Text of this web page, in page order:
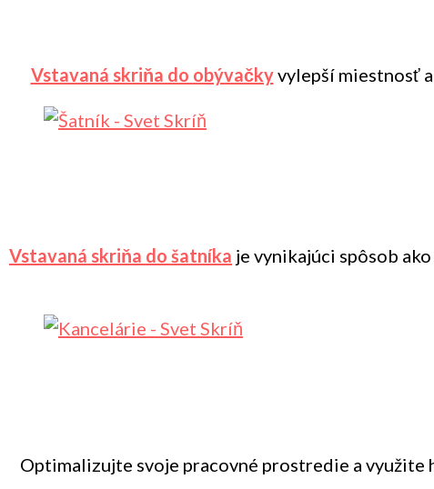
Vstavaná skriňa do obývačkyvylepší miestnosť
Vstavaná skriňa do šatníka je vynikajúci spôsob
Optimalizujte svoje pracovné prostredie a využite